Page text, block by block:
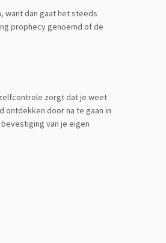
want dan gaat het steeds
prophecy genoemd of de
zorgt dat je weet
door na te gaan in
van je eigen